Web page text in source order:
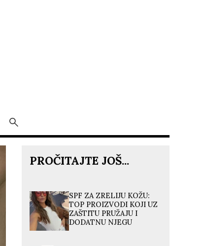
PROČITAJTE JOŠ...
SPF ZA ZRELIJU KOŽU:
TOP PROIZVODI KOJI UZ
ZAŠTITU PRUŽAJU I
DODATNU NJEGU